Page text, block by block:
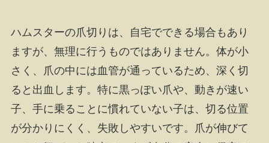
ハムスターの爪切りは、自宅でできる場合もあり
ますが、無理に行うものではありません。体が小
さく、爪の中には血管が通っているため、深く切
ると出血します。特に黒っぽい爪や、動きが速い
子、手に乗ることに慣れていない子は、切る位置
が分かりにくく、失敗しやすいです。爪が伸びて